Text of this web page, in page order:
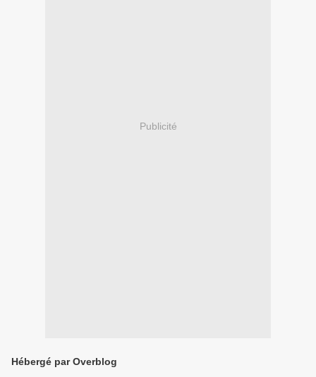
Publicité
Hébergé par Overblog